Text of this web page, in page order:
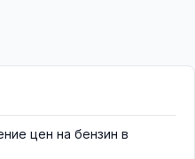
цен на бензин в